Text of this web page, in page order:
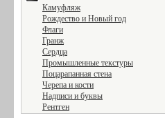
Камуфляж
Рождество и Новый год
Флаги
Гранж
Сердца
Промышленные текстуры
Поцарапанная стена
Черепа и кости
Надписи и буквы
Рентген